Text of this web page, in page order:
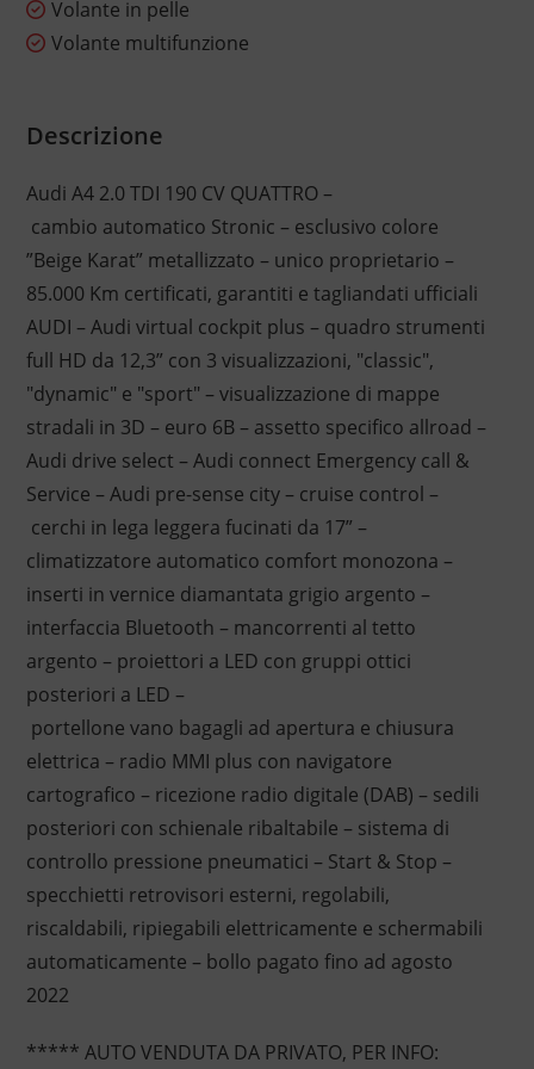
Volante in pelle
Volante multifunzione
Descrizione
Audi A4 2.0 TDI 190 CV QUATTRO –
cambio automatico Stronic – esclusivo colore
”Beige Karat” metallizzato – unico proprietario –
85.000 Km certificati, garantiti e tagliandati ufficiali
AUDI – Audi virtual cockpit plus – quadro strumenti
full HD da 12,3” con 3 visualizzazioni, "classic",
"dynamic" e "sport" – visualizzazione di mappe
stradali in 3D – euro 6B – assetto specifico allroad –
Audi drive select – Audi connect Emergency call &
Service – Audi pre-sense city – cruise control –
cerchi in lega leggera fucinati da 17” –
climatizzatore automatico comfort monozona –
inserti in vernice diamantata grigio argento –
interfaccia Bluetooth – mancorrenti al tetto
argento – proiettori a LED con gruppi ottici
posteriori a LED –
portellone vano bagagli ad apertura e chiusura
elettrica – radio MMI plus con navigatore
cartografico – ricezione radio digitale (DAB) – sedili
posteriori con schienale ribaltabile – sistema di
controllo pressione pneumatici – Start & Stop –
specchietti retrovisori esterni, regolabili,
riscaldabili, ripiegabili elettricamente e schermabili
automaticamente – bollo pagato fino ad agosto
2022
***** AUTO VENDUTA DA PRIVATO, PER INFO: